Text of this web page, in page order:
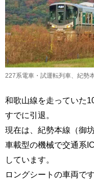
227系電車・試運転列車、紀勢
和歌山線を走っていた
すでに引退。
現在は、紀勢本線（御
車載型の機械で交通系
しています。
ロングシートの車両で